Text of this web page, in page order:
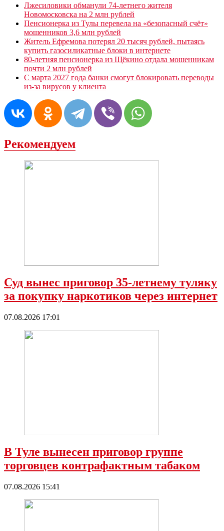
Лжесиловики обманули 74-летнего жителя
Новомосковска на 2 млн рублей
Пенсионерка из Тулы перевела на «безопасный счёт»
мошенников 3,6 млн рублей
Житель Ефремова потерял 20 тысяч рублей, пытаясь
купить газосиликатные блоки в интернете
80-летняя пенсионерка из Щёкино отдала мошенникам
почти 2 млн рублей
С марта 2027 года банки смогут блокировать переводы
из-за вирусов у клиента
Рекомендуем
Суд вынес приговор 35-летнему туляку
за покупку наркотиков через интернет
07.08.2026 17:01
В Туле вынесен приговор группе
торговцев контрафактным табаком
07.08.2026 15:41